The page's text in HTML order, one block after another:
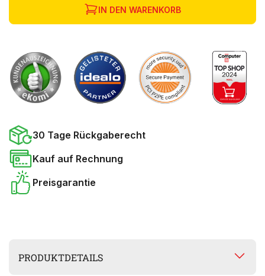
IN DEN WARENKORB
30 Tage Rückgaberecht
Kauf auf Rechnung
Preisgarantie
PRODUKTDETAILS